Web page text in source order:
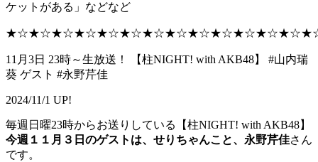
ケットがある」などなど
11月3日 23時～生放送！ 【柱NIGHT! with AKB48】 #山内瑞
葵 ゲスト #永野芹佳
2024/11/1 UP!
毎週日曜23時からお送りしている【柱NIGHT! with AKB48】
今週１１月３日のゲストは、せりちゃんこと、永野芹佳さん
です。